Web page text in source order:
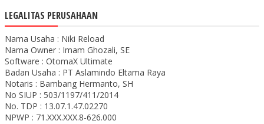
LEGALITAS PERUSAHAAN
Nama Usaha : Niki Reload
Nama Owner : Imam Ghozali, SE
Software : OtomaX Ultimate
Badan Usaha : PT Aslamindo Eltama Raya
Notaris : Bambang Hermanto, SH
No SIUP : 503/1197/411/2014
No. TDP : 13.07.1.47.02270
NPWP : 71.XXX.XXX.8-626.000